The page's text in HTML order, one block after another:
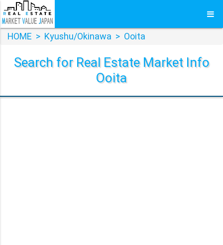
HOME > Kyushu/Okinawa > Ooita
Search for Real Estate Market Info
Ooita